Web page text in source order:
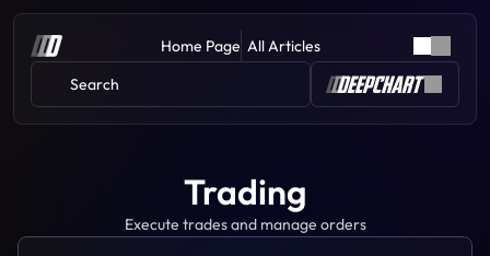
Home Page All Articles
Search
Trading
Execute trades and manage orders